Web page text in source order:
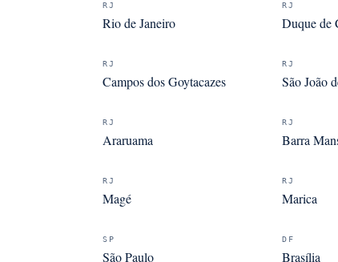
RJ
Rio de Janeiro
RJ
Duque de
RJ
Campos dos Goytacazes
RJ
São João
RJ
Araruama
RJ
Barra
RJ
Magé
RJ
Marica
SP
São Paulo
DF
Brasília